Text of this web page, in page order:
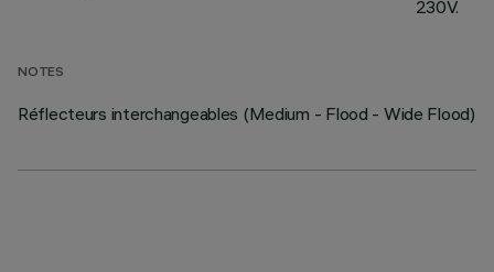
230V.
NOTES
Réflecteurs interchangeables (Medium - Flood - Wide Flood)